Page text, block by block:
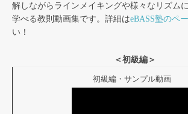
解しながらラインメイキングや様々なリズム
学べる教則動画集です。詳細はeBASS塾のペ
い！
＜初級編＞
初級編・サンプル動画